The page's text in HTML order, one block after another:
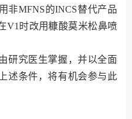
非MFNS的INCS替代产品
V1时改用糠酸莫米松鼻喷
研究医生掌握，并以全面
述条件，将有机会参与此